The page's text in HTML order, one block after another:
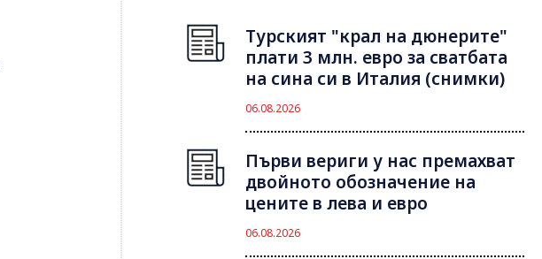
Турският "крал на дюнерите"
плати 3 млн. евро за сватбата
на сина си в Италия (снимки)
06.08.2026
Първи вериги у нас премахват
двойното обозначение на
цените в лева и евро
06.08.2026